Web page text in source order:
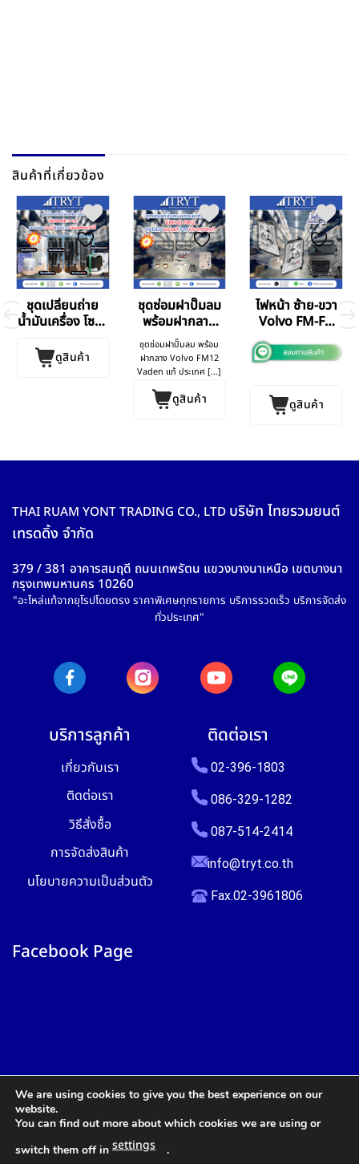
สินค้าที่เกี่ยวข้อง
ชุดเปลี่ยนถ่าย
น้ำมันเครื่อง โซล่า
V.4
ดูสินค้า
ชุดซ่อมฝาปั๊มลม
พร้อมฝากลาง
Volvo FM12
ชุดซ่อมฝาปั๊มลม พร้อม
ฝากลาง Volvo FM12
Vaden แท้ ประเทศ [...]
ดูสินค้า
ไฟหน้า ซ้าย-ขวา
Volvo FM-FH
ดูสินค้า
THAI RUAM YONT TRADING CO., LTD บริษัท ไทยรวมยนต์
เทรดดิ้ง จำกัด
379 / 381 อาคารสมฤดี ถนนเทพรัตน แขวงบางนาเหนือ เขตบางนา
กรุงเทพมหานคร 10260
"อะไหล่แท้จากยุโรปโดยตรง ราคาพิเศษทุกรายการ บริการรวดเร็ว บริการจัดส่ง
ทั่วประเทศ"
บริการลูกค้า
เกี่ยวกับเรา
ติดต่อเรา
วิธีสั่งซื้อ
การจัดส่งสินค้า
นโยบายความเป็นส่วนตัว
ติดต่อเรา
02-396-1803
086-329-1282
087-514-2414
info@tryt.co.th
Fax.02-3961806
Facebook Page
We are using cookies to give you the best experience on our
website.
You can find out more about which cookies we are using or
switch them off in settings .